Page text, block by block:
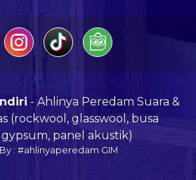
- Ahlinya Peredam Suara &
(rockwool, glasswool, busa
panel akustik)
: #ahlinyaperedam GIM